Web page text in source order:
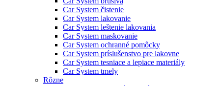
Car System čistenie
Car System lakovanie
Car System leštenie lakovania
Car System maskovanie
Car System ochranné pomôcky
Car System príslušenstvo pre lakovne
Car System tesniace a lepiace materiály
Car System tmely
Rôzne